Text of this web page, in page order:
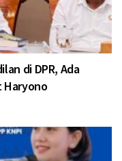
di DPR, Ada
Haryono